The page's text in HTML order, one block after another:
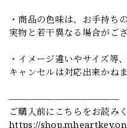
・商品の色味は、お手持ち
実物と若干異なる場合がござ
・イメージ違いやサイズ等
キャンセルは対応出来かねま
————————————
ご購入前にこちらをお読み
https://